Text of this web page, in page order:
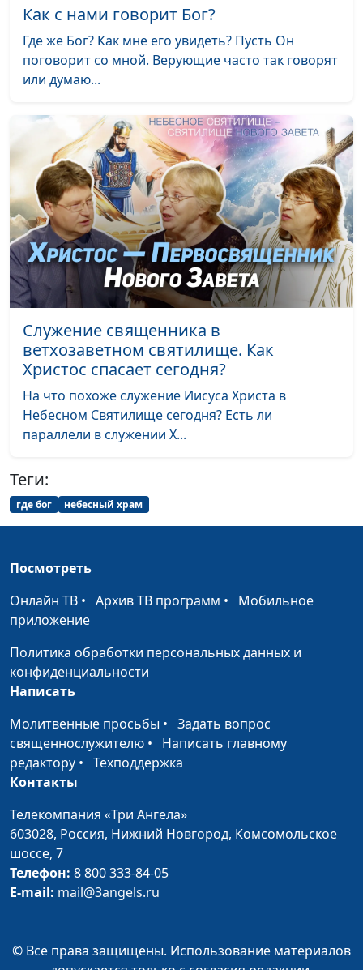
пресвитер церкви
и Елена
Варнавская
Вы примите силу.
пресвитер церкви
и Елена
Варнавская
Воскресение Христа и
умерших в Нём
Юлия Уткина,
Александр Камнев,
пресвитер церкви
и Елена
Варнавская
#46
Христос Воскрес,
возрадуемся! Чему?
Юлия Уткина,
Александр Камнев,
пресвитер церкви
и Елена
Варнавская
#45
Пасха наша, Христос,
заклан за нас. Новый путь
Юлия Уткина,
Господу Христу
Как библейская Пасха
связана с Божьим планом
спасения человека
Александр Камнев,
Варнавская
Бог явился во плоти.
Удивительный замысел
Варнавская
Когда был нарушен
замысел Бога о человеке?
Навсегда ли это?
Как с нами говорит Бог?
Где же Бог? Как мне его увидеть? Пусть Он
поговорит со мной. Верующие часто так говорят
или думаю...
Служение священника в
ветхозаветном святилище. Как
Христос спасает сегодня?
На что похоже служение Иисуса Христа в
Небесном Святилище сегодня? Есть ли
параллели в служении Х...
Теги:
где бог небесный храм
Посмотреть
Онлайн ТВ • Архив ТВ программ • Мобильное
приложение
Политика обработки персональных данных и
конфиденциальности
Написать
Молитвенные просьбы • Задать вопрос
священнослужителю • Написать главному
редактору • Техподдержка
Контакты
Телекомпания «Три Ангела»
603028, Россия, Нижний Новгород, Комсомольское
шоссе, 7
Телефон: 8 800 333-84-05
E-mail: mail@3angels.ru
© Все права защищены. Использование материалов